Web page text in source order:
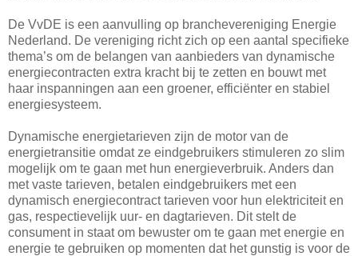
De VvDE is een aanvulling op branchevereniging Energie
Nederland. De vereniging richt zich op een aantal specifieke
thema’s om de belangen van aanbieders van dynamische
energiecontracten extra kracht bij te zetten en bouwt met
haar inspanningen aan een groener, efficiënter en stabiel
energiesysteem.
Dynamische energietarieven zijn de motor van de
energietransitie omdat ze eindgebruikers stimuleren zo slim
mogelijk om te gaan met hun energieverbruik. Anders dan
met vaste tarieven, betalen eindgebruikers met een
dynamisch energiecontract tarieven voor hun elektriciteit en
gas, respectievelijk uur- en dagtarieven. Dit stelt de
consument in staat om bewuster om te gaan met energie en
energie te gebruiken op momenten dat het gunstig is voor de